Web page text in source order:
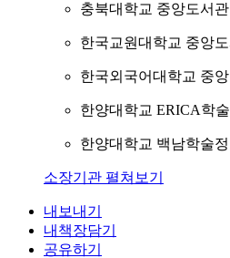
충북대학교 중앙도서관
한국교원대학교 중앙
한국외국어대학교 중
한양대학교 ERICA학
한양대학교 백남학술
소장기관 펼쳐보기
내보내기
내책장담기
공유하기